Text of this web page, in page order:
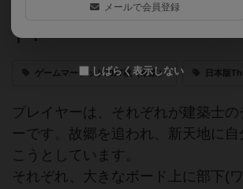
っと変わった町づくりワーカー
ト！
ゲームマーケット2017秋（東京） 日本版
プレイヤーは、それぞれが建築士
ーです。故郷を追われ、新天地に
こうとしています。
それぞれ、大きなボード上に部下(
メールで会員登録
しばらく表示しない